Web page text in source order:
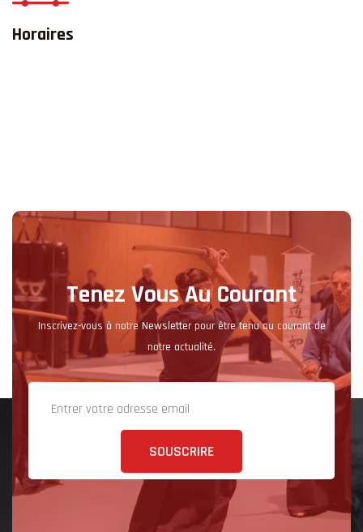
Horaires
Tenez Vous Au Courant
Inscrivez-vous à notre Newsletter pour être tenu au courant de
notre actualité.
SOUSCRIRE